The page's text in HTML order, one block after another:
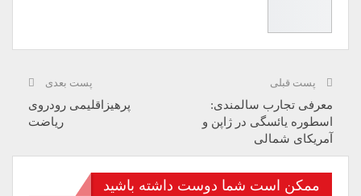
پست قبلی
معرفی تجارب سالمندی:
اسطوره یائسگی در ژاپن و
آمریکای شمالی
پست بعدی
پرهیزاقلیمی رودروی
ریاضت
ممکن است شما دوست داشته باشید